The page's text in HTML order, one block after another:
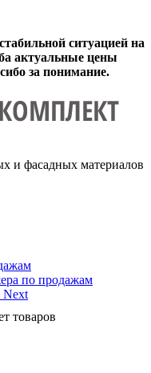
ситуацией на
актуальные цены
за понимание.
и фасадных материалов
товаров
по продажам
Next